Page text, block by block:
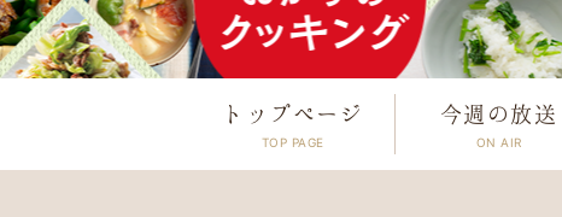
トップページ 今週の放送